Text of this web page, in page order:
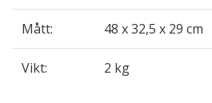
Mått: 48 x 32,5 x 29 cm
Vikt: 2 kg